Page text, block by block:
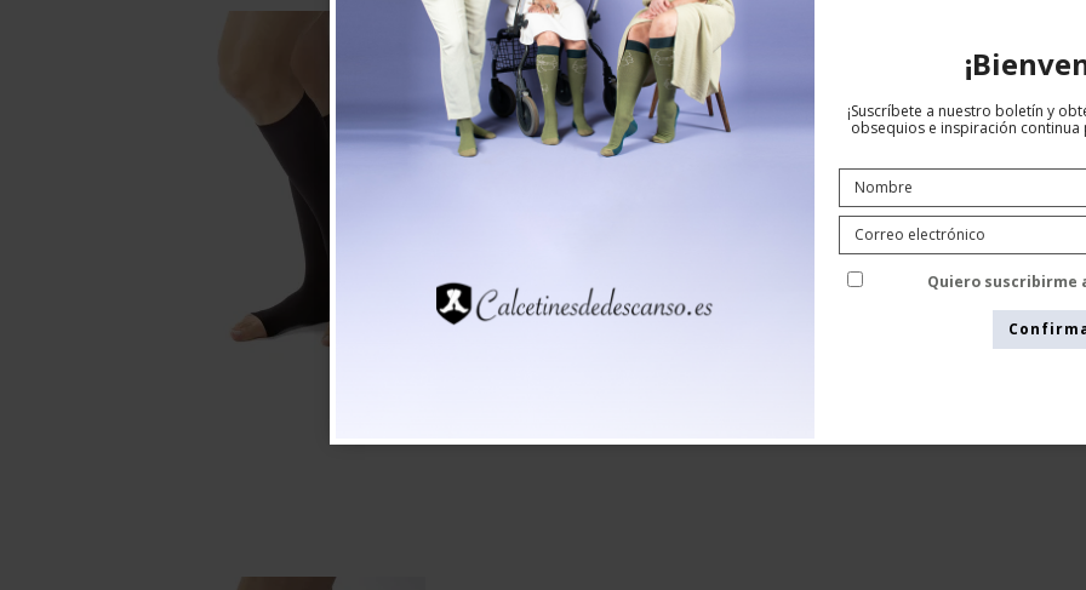
JOBST Classic RAL, clase 3, con punta
abierta, negro
JOBST
73531-JOBLA3
¡Suscríbete a nuestro boletín y
obsequios e inspiración continua
Quiero suscribirme